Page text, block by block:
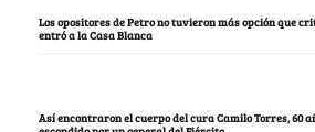
Los opositores de Petro no tuvieron más opción que
entró a la Casa Blanca
Así encontraron el cuerpo del cura Camilo Torres, 60